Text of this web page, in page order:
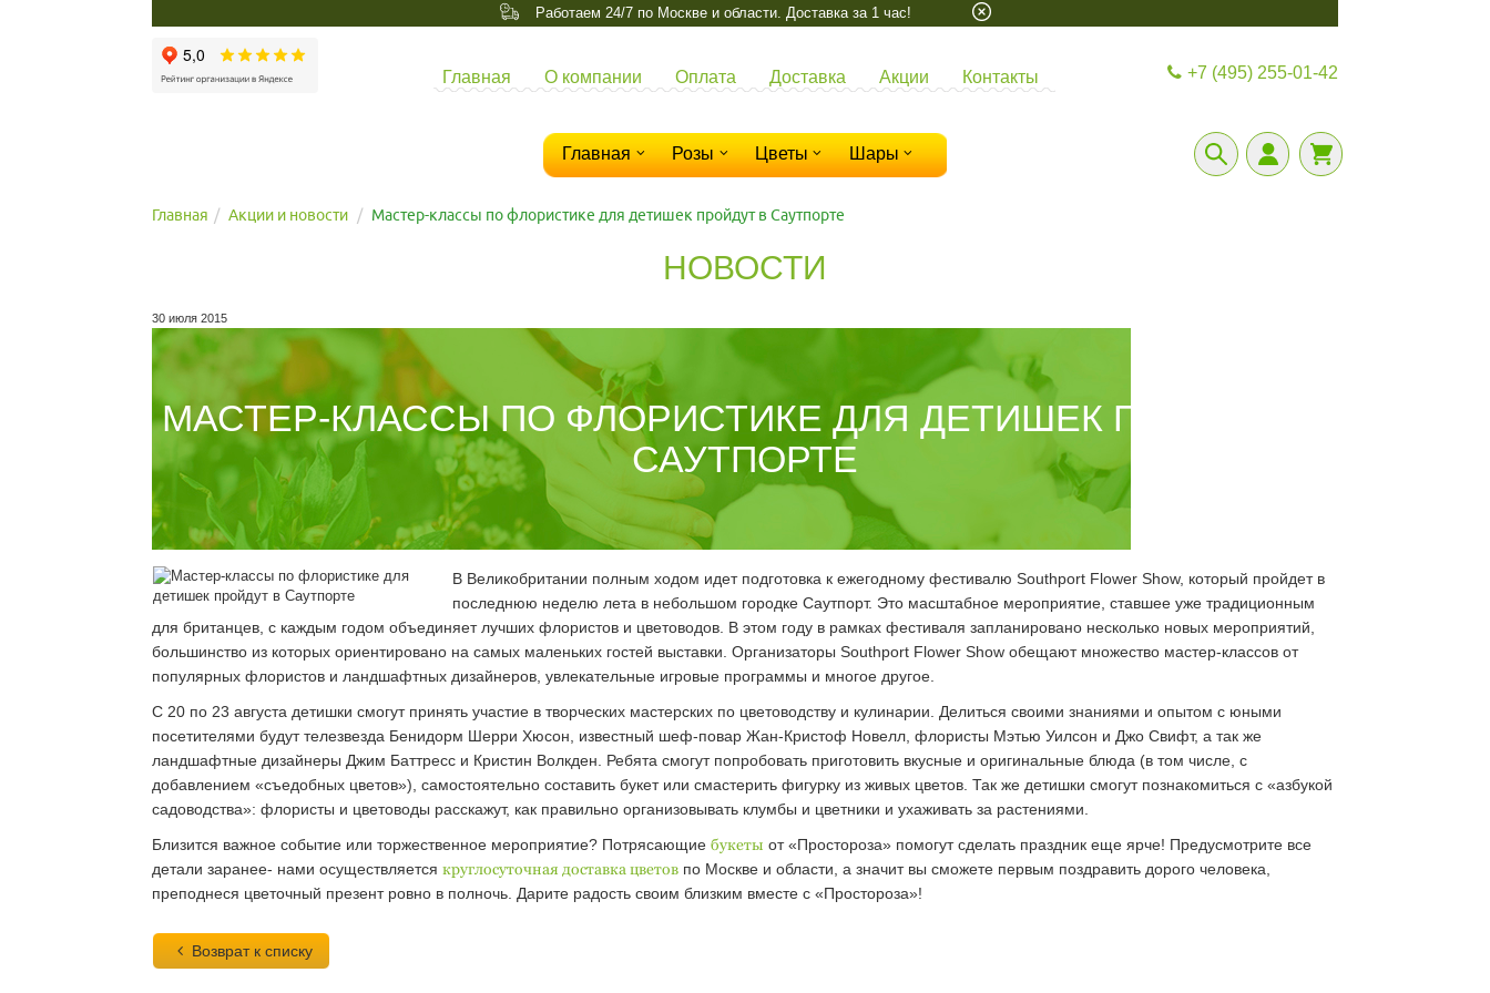
Работаем 24/7 по Москве и области. Доставка за 1 час!
Главная О компании Оплата Доставка Акции Контакты
Главная Розы Цветы Шары
+7 (495) 255-01-42
Главная Акции и новости Мастер-классы по флористике для детишек пройдут в Саутпорте
НОВОСТИ
30 июля 2015
МАСТЕР-КЛАССЫ ПО ФЛОРИСТИКЕ ДЛЯ ДЕТИШЕК ПРОЙДУТ В
САУТПОРТЕ
В Великобритании полным ходом идет подготовка к ежегодному фестивалю Southport Flower Show, который пройдет в
последнюю неделю лета в небольшом городке Саутпорт. Это масштабное мероприятие, ставшее уже традиционным
для британцев, с каждым годом объединяет лучших флористов и цветоводов. В этом году в рамках фестиваля запланировано несколько новых мероприятий,
большинство из которых ориентировано на самых маленьких гостей выставки. Организаторы Southport Flower Show обещают множество мастер-классов от
популярных флористов и ландшафтных дизайнеров, увлекательные игровые программы и многое другое.
С 20 по 23 августа детишки смогут принять участие в творческих мастерских по цветоводству и кулинарии. Делиться своими знаниями и опытом с юными
посетителями будут телезвезда Бенидорм Шерри Хюсон, известный шеф-повар Жан-Кристоф Новелл, флористы Мэтью Уилсон и Джо Свифт, а так же
ландшафтные дизайнеры Джим Баттресс и Кристин Волкден. Ребята смогут попробовать приготовить вкусные и оригинальные блюда (в том числе, с
добавлением «съедобных цветов»), самостоятельно составить букет или смастерить фигурку из живых цветов. Так же детишки смогут познакомиться с «азбукой
садоводства»: флористы и цветоводы расскажут, как правильно организовывать клумбы и цветники и ухаживать за растениями.
Близится важное событие или торжественное мероприятие? Потрясающие букеты от «Простороза» помогут сделать праздник еще ярче! Предусмотрите все
детали заранее- нами осуществляется круглосуточная доставка цветов по Москве и области, а значит вы сможете первым поздравить дорого человека,
преподнеся цветочный презент ровно в полночь. Дарите радость своим близким вместе с «Простороза»!
Возврат к списку